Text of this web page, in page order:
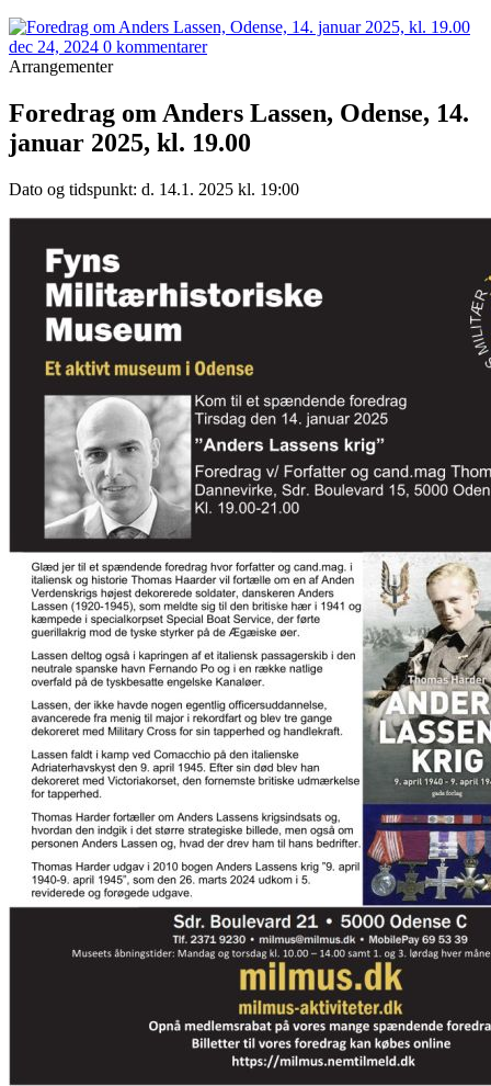
dec 24, 2024 0 kommentarer
Arrangementer
Foredrag om Anders Lassen, Odense, 14.
januar 2025, kl. 19.00
Dato og tidspunkt: d. 14.1. 2025 kl. 19:00